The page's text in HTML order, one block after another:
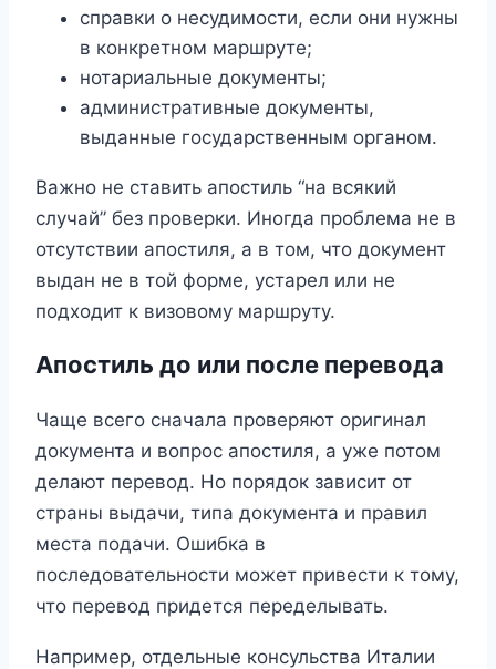
справки о несудимости, если они нужны
в конкретном маршруте;
нотариальные документы;
административные документы,
выданные государственным органом.
Важно не ставить апостиль “на всякий
случай” без проверки. Иногда проблема не в
отсутствии апостиля, а в том, что документ
выдан не в той форме, устарел или не
подходит к визовому маршруту.
Апостиль до или после перевода
Чаще всего сначала проверяют оригинал
документа и вопрос апостиля, а уже потом
делают перевод. Но порядок зависит от
страны выдачи, типа документа и правил
места подачи. Ошибка в
последовательности может привести к тому,
что перевод придется переделывать.
Например, отдельные консульства Италии